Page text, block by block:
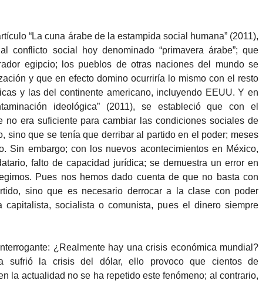
“La cuna árabe de la estampida social humana” (2011),
conflicto social hoy denominado “primavera árabe”; que
egipcio; los pueblos de otras naciones del mundo se
y que en efecto domino ocurriría lo mismo con el resto
y las del continente americano, incluyendo EEUU. Y en
ideológica” (2011), se estableció que con el
no era suficiente para cambiar las condiciones sociales de
sino que se tenía que derribar al partido en el poder; meses
Sin embargo; con los nuevos acontecimientos en México,
falto de capacidad jurídica; se demuestra un error en
Pues nos hemos dado cuenta de que no basta con
sino que es necesario derrocar a la clase con poder
capitalista, socialista o comunista, pues el dinero siempre
¿Realmente hay una crisis económica mundial?
sufrió la crisis del dólar, ello provoco que cientos de
la actualidad no se ha repetido este fenómeno; al contrario,